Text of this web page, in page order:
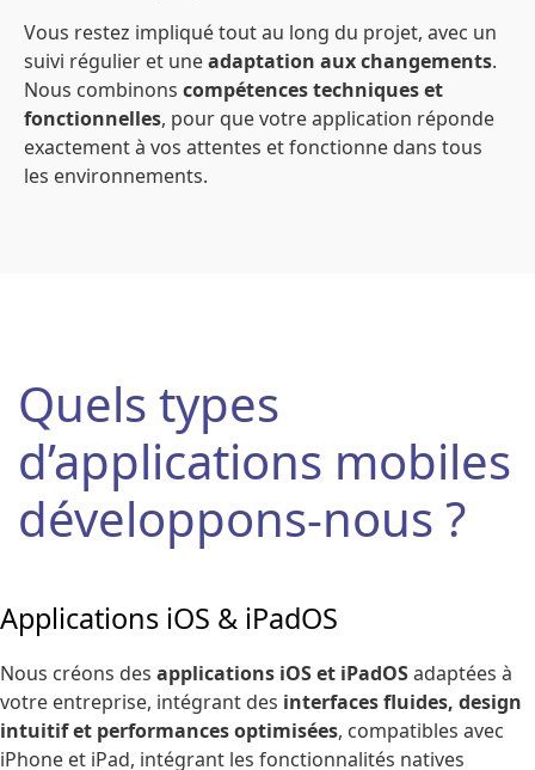
Vous restez impliqué tout au long du projet, avec un
suivi régulier et uneadaptation aux changements.
Nous combinons compétences techniques et
fonctionnelles, pour que votre application réponde
exactement à vos attentes et fonctionne dans tous
les environnements.
Quels types
d’applications mobiles
développons-nous ?
Applications iOS & iPadOS
Nous créons des applications iOS et iPadOSadaptées à
votre entreprise, intégrant des interfaces fluides, design
intuitif et performances optimisées, compatibles avec
iPhone et iPad, intégrant les fonctionnalités natives